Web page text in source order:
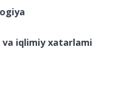
va iqlimiy xatarlami